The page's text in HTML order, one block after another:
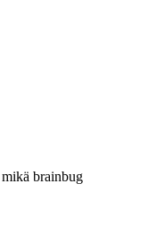
brainbug